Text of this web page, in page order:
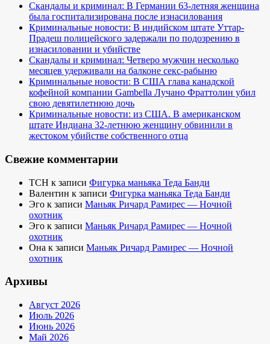
Скандалы и криминал: В Германии 63-летняя женщина
была госпитализирована после изнасилования
Криминальные новости: В индийском штате Уттар-
Прадеш полицейского задержали по подозрению в
изнасиловании и убийстве
Скандалы и криминал: Четверо мужчин несколько
месяцев удерживали на балконе секс-рабыню
Криминальные новости: В США глава канадской
кофейной компании Gambella Лучано Фраттолин убил
свою девятилетнюю дочь
Криминальные новости: из США. В американском
штате Индиана 32-летнюю женщину обвинили в
жестоком убийстве собственного отца
Свежие комментарии
TCH к записи Фигурка маньяка Теда Банди
Валентин к записи Фигурка маньяка Теда Банди
Эго к записи Маньяк Ричард Рамирес — Ночной
охотник
Эго к записи Маньяк Ричард Рамирес — Ночной
охотник
Она к записи Маньяк Ричард Рамирес — Ночной
охотник
Архивы
Август 2026
Июль 2026
Июнь 2026
Май 2026